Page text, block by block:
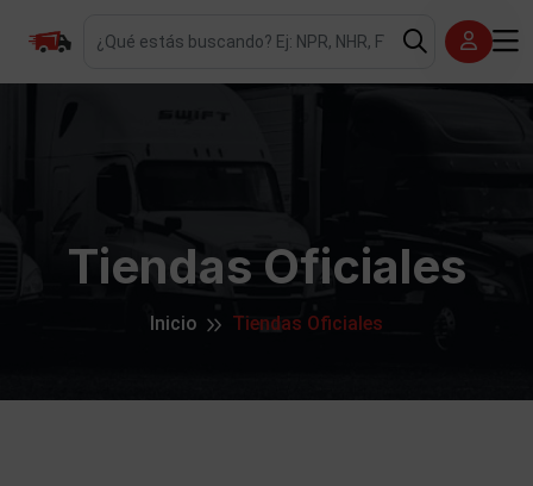
Tiendas Oficiales
Inicio Tiendas Oficiales